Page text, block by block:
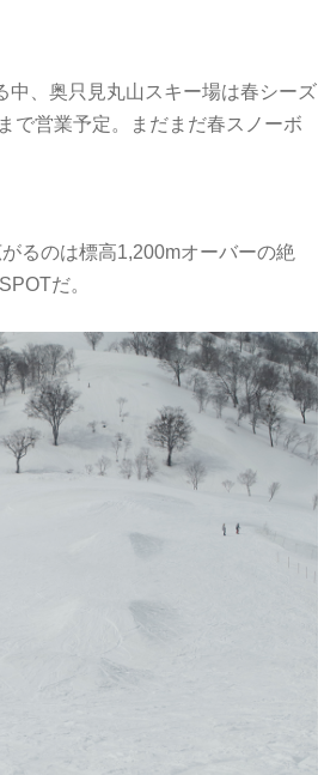
、奥只見丸山スキー場は春シーズ
で営業予定。まだまだ春スノーボ
るのは標高1,200mオーバーの絶
だ。